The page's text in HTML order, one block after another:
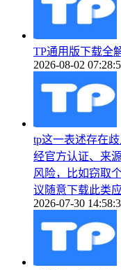
TP通用版下载全
2026-08-02
tp这一表述存在
经官方认证、来
风险，比如窃取
议随意下载此类
2026-07-30